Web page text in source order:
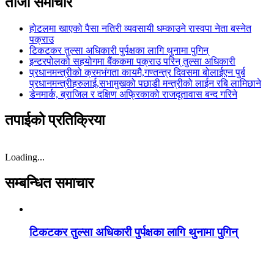
होटलमा खाएको पैसा नतिरी व्यवसायी धम्काउने रास्वपा नेता बस्नेत
पक्राउ
टिकटकर तुल्सा अधिकारी पुर्पक्षका लागि थुनामा पुगिन्
इन्टरपोलको सहयोगमा बैंककमा पक्राउ परिन् तुल्सा अधिकारी
प्रधानमन्त्रीको क्रमभंगता कायमै,गण्तन्त्र दिवसमा बोलाईएन पुर्ब
प्रधानमन्त्रीहरुलाई,सभामुखको पछाडी मन्त्रीको लाईन रबि लामिछाने
डेनमार्क, ब्राजिल र दक्षिण अफ्रिकाको राजदूतावास बन्द गरिने
तपाईको प्रतिक्रिया
Loading...
सम्बन्धित समाचार
टिकटकर तुल्सा अधिकारी पुर्पक्षका लागि थुनामा पुगिन्